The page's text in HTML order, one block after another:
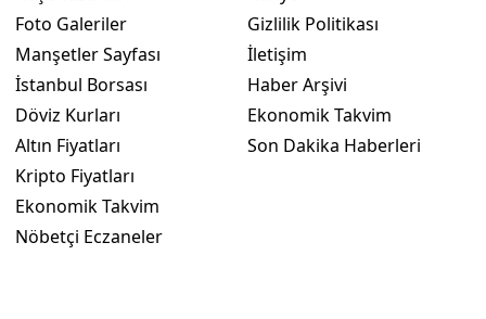
Foto Galeriler
Manşetler Sayfası
İstanbul Borsası
Döviz Kurları
Altın Fiyatları
Kripto Fiyatları
Ekonomik Takvim
Nöbetçi Eczaneler
Gizlilik Politikası
İletişim
Haber Arşivi
Ekonomik Takvim
Son Dakika Haberleri